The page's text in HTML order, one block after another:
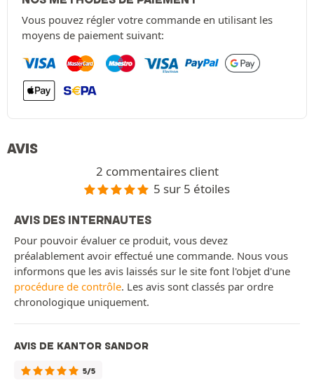
Vous pouvez régler votre commande en utilisant les
moyens de paiement suivant:
AVIS
2 commentaires client
5 sur 5 étoiles
AVIS DES INTERNAUTES
Pour pouvoir évaluer ce produit, vous devez
préalablement avoir effectué une commande. Nous vous
informons que les avis laissés sur le site font l'objet d'une
procédure de contrôle. Les avis sont classés par ordre
chronologique uniquement.
AVIS DE KANTOR SANDOR
5/5